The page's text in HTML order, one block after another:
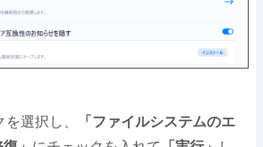
選択し、
「ファイルシステムのエ